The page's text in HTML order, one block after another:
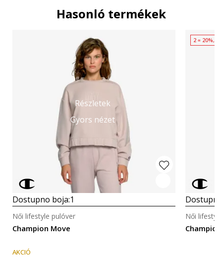
Hasonló termékek
Részletek
Gyors nézet
Dostupno boja:1
Champion Move
Női lifestyle pulóver
AKCIÓ
2 = 20%, 3
Női